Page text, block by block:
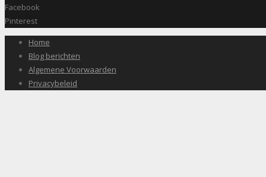
Facebook
Pinterest
Home
Blog berichten
Algemene Voorwaarden
Privacybeleid